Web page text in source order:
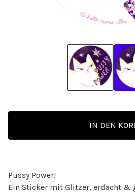
IN DEN
Pussy Power!
Ein Sticker mit Glitzer, erdacht &